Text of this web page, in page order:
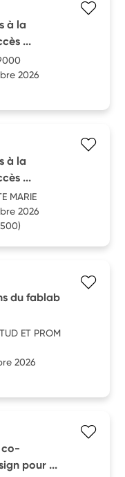
à la
...
2026
à la
...
MARIE
2026
du fablab
ET PROM
2026
co-
pour ...